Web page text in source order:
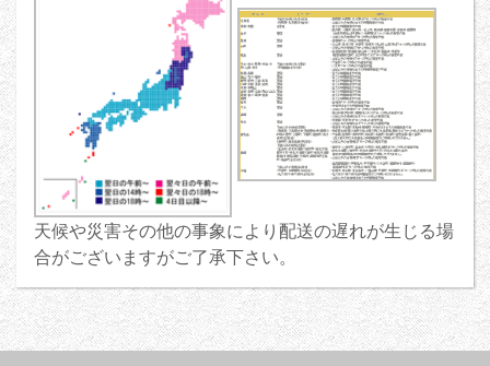
天候や災害その他の事象により配送の遅れが生じる場
合がございますがご了承下さい。